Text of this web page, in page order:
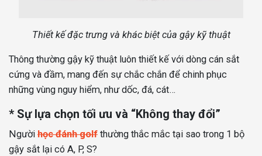
Thiết kế đặc trưng và khác biệt của gậy kỹ thuật
Thông thường gậy kỹ thuật luôn thiết kế với dòng cán sắt
cứng và đầm, mang đến sự chắc chắn để chinh phục
những vùng nguy hiểm, như dốc, đá, cát…
* Sự lựa chọn tối ưu và “Không thay đổi”
Người học đánh golf thường thắc mắc tại sao trong 1 bộ
gậy sắt lại có A, P, S?